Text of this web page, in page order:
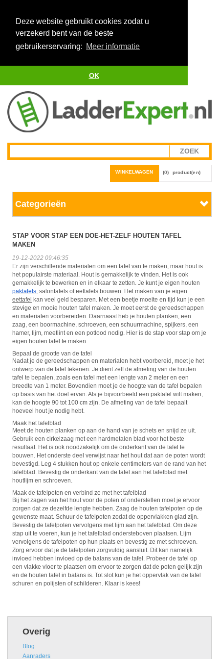
Deze website gebruikt cookies zodat u
verzekerd bent van de beste
gebruikerservaring: Meer informatie
OK
WINKELWAGEN (0) product(en)
Categorieën
STAP VOOR STAP EEN DOE-HET-ZELF HOUTEN TAFEL
MAKEN
19-12-2022 09:46:35
Er zijn verschillende materialen om een tafel van te maken, maar hout is
het populairste materiaal. Hout is gemakkelijk te vinden. Het is ook
gemakkelijk te bewerken en in elkaar te zetten. Je kunt je eigen houten
paktafels, salontafels of eettafels bouwen. Het maken van je eigen
eettafel kan veel geld besparen. Met een beetje moeite en tijd kun je een
stevige en mooie houten tafel maken. Je moet eerst de gereedschappen
en materialen voorbereiden. Daarnaast heb je houten planken, een
zaag, een boormachine, schroeven, een schuurmachine, spijkers, een
hamer, lijm, meetlint en een potlood nodig. Hier is de stap voor stap om je
eigen houten tafel te maken.
Bepaal de grootte van de tafel
Nadat je de gereedschappen en materialen hebt voorbereid, moet je het
ontwerp van de tafel tekenen. Je dient zelf de afmeting van de houten
tafel te bepalen, zoals een tafel met een lengte van 2 meter en een
breedte van 1 meter. Bovendien moet je de hoogte van de tafel bepalen
op basis van het doel ervan. Als je bijvoorbeeld een paktafel wilt maken,
kan de hoogte 90 tot 100 cm zijn. De afmeting van de tafel bepaalt
hoeveel hout je nodig hebt.
Maak het tafelblad
Meet de houten planken op aan de hand van je schets en snijd ze uit.
Gebruik een cirkelzaag met een hardmetalen blad voor het beste
resultaat. Het is ook noodzakelijk om de onderkant van de tafel te
bouwen. Het onderste deel verwijst naar het hout dat aan de poten wordt
bevestigd. Leg 4 stukken hout op enkele centimeters van de rand van het
tafelblad. Bevestig de onderkant van de tafel aan het tafelblad met
houtlijm en schroeven.
Maak de tafelpoten en verbind ze met het tafelblad
Bij het zagen van het hout voor de poten of onderstellen moet je ervoor
zorgen dat ze dezelfde lengte hebben. Zaag de houten tafelpoten op de
gewenste maat. Schuur de tafelpoten zodat de oppervlakken glad zijn.
Bevestig de tafelpoten vervolgens met lijm aan het tafelblad. Om deze
stap uit te voeren, kun je het tafelblad ondersteboven plaatsen. Lijm
vervolgens de tafelpoten op hun plaats en bevestig ze met schroeven.
Zorg ervoor dat je de tafelpoten zorgvuldig aansluit. Dit kan namelijk
invloed hebben invloed op de balans van de tafel. Probeer de tafel op
een vlakke vloer te plaatsen om ervoor te zorgen dat de poten gelijk zijn
en de houten tafel in balans is. Tot slot kun je het oppervlak van de tafel
schuren en polijsten of schilderen. Klaar is kees!
Overig
Blog
Aanraders